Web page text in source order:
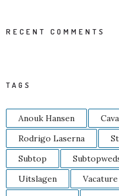
RECENT COMMENTS
TAGS
Anouk Hansen
Rodrigo Laserna
Subtop
Uitslagen
Vacature